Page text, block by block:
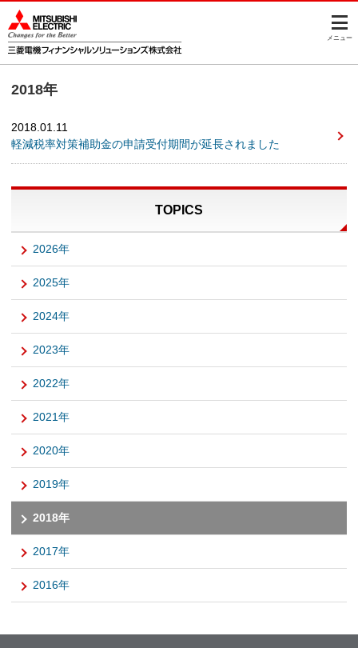
メニュー
2018年
2018.01.11
軽減税率対策補助金の申請受付期間が延長されました
TOPICS
2026年
2025年
2024年
2023年
2022年
2021年
2020年
2019年
2018年
2017年
2016年